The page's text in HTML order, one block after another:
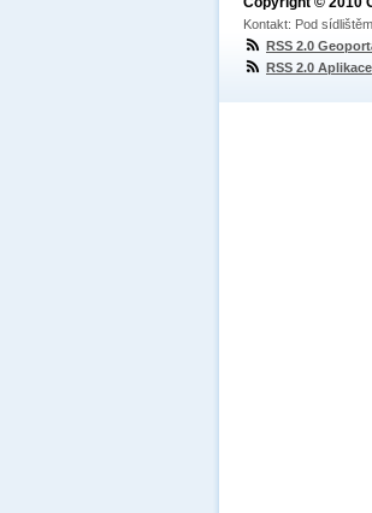
Kontakt: Pod
RSS 2.0
RSS 2.0 Aplikace